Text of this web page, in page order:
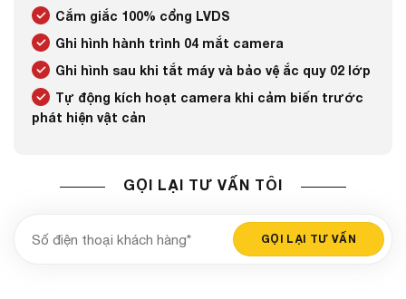
Cắm giắc 100% cổng LVDS
Ghi hình hành trình 04 mắt camera
Ghi hình sau khi tắt máy và bảo vệ ắc quy 02 lớp
Tự động kích hoạt camera khi cảm biến trước
phát hiện vật cản
GỌI LẠI TƯ VẤN TÔI